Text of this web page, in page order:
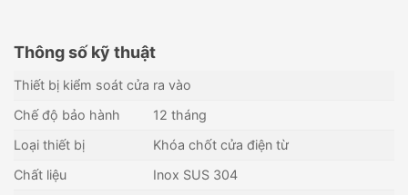
Thông số kỹ thuật
Thiết bị kiểm soát cửa ra vào
Chế độ bảo hành
12 tháng
Loại thiết bị
Khóa chốt cửa điện từ
Chất liệu
Inox SUS 304